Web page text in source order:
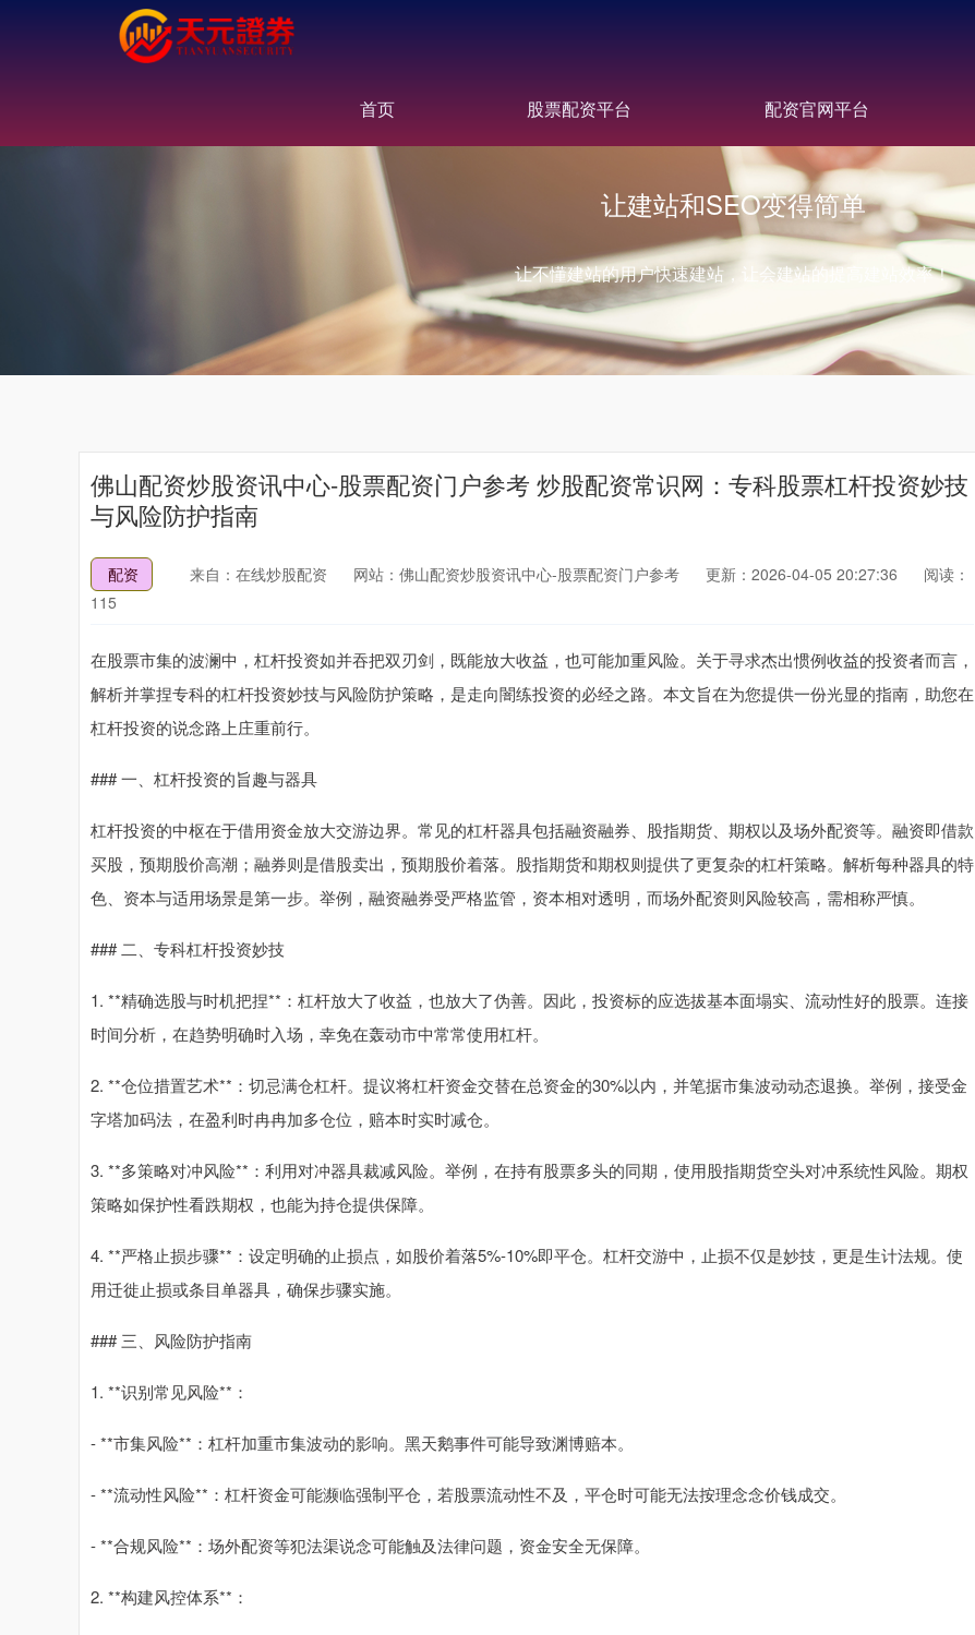
首页 股票配资平台 配资官网平台
让建站和SEO变得简单
让不懂建站的用户快速建站，让会建站的提高建站效率！
佛山配资炒股资讯中心-股票配资门户参考 炒股配资常识网：专科股票杠杆投资妙技
与风险防护指南
配资 来自：在线炒股配资 网站：佛山配资炒股资讯中心-股票配资门户参考 更新：2026-04-05 20:27:36
阅读：
115
在股票市集的波澜中，杠杆投资如并吞把双刃剑，既能放大收益，也可能加重风险。关于寻求杰出惯例收益的投资者而言，
解析并掌捏专科的杠杆投资妙技与风险防护策略，是走向闇练投资的必经之路。本文旨在为您提供一份光显的指南，助您在
杠杆投资的说念路上庄重前行。
### 一、杠杆投资的旨趣与器具
杠杆投资的中枢在于借用资金放大交游边界。常见的杠杆器具包括融资融券、股指期货、期权以及场外配资等。融资即借款
买股，预期股价高潮；融券则是借股卖出，预期股价着落。股指期货和期权则提供了更复杂的杠杆策略。解析每种器具的特
色、资本与适用场景是第一步。举例，融资融券受严格监管，资本相对透明，而场外配资则风险较高，需相称严慎。
### 二、专科杠杆投资妙技
1. **精确选股与时机把捏**：杠杆放大了收益，也放大了伪善。因此，投资标的应选拔基本面塌实、流动性好的股票。连接
时间分析，在趋势明确时入场，幸免在轰动市中常常使用杠杆。
2. **仓位措置艺术**：切忌满仓杠杆。提议将杠杆资金交替在总资金的30%以内，并笔据市集波动动态退换。举例，接受金
字塔加码法，在盈利时冉冉加多仓位，赔本时实时减仓。
3. **多策略对冲风险**：利用对冲器具裁减风险。举例，在持有股票多头的同期，使用股指期货空头对冲系统性风险。期权
策略如保护性看跌期权，也能为持仓提供保障。
4. **严格止损步骤**：设定明确的止损点，如股价着落5%-10%即平仓。杠杆交游中，止损不仅是妙技，更是生计法规。使
用迁徙止损或条目单器具，确保步骤实施。
### 三、风险防护指南
1. **识别常见风险**：
- **市集风险**：杠杆加重市集波动的影响。黑天鹅事件可能导致渊博赔本。
- **流动性风险**：杠杆资金可能濒临强制平仓，若股票流动性不及，平仓时可能无法按理念念价钱成交。
- **合规风险**：场外配资等犯法渠说念可能触及法律问题，资金安全无保障。
2. **构建风控体系**：